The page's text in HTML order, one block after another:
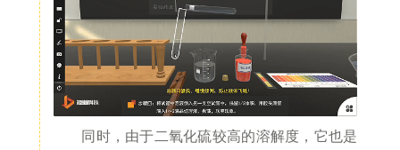
同时，由于二氧化硫较高的溶解度，它也是